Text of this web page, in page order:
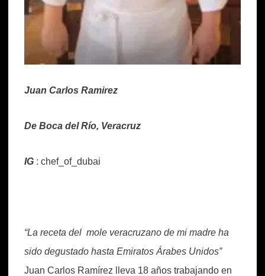
Juan Carlos Ramirez
De Boca del Río, Veracruz
IG : chef_of_dubai
“La receta del mole veracruzano de mi madre ha
sido degustado hasta Emiratos Árabes Unidos”
Juan Carlos Ramírez lleva 18 años trabajando en